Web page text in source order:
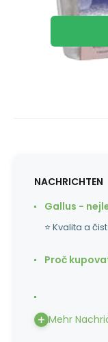
NACHRICHTEN
Gallus -
⭐ Kvalita a
Proč
Mehr